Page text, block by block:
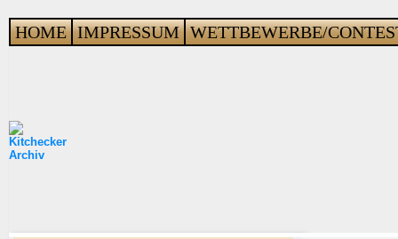
HOME IMPRESSUM WETTBEWERBE/